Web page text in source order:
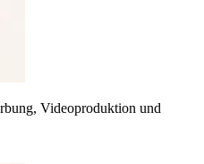
Videoproduktion und